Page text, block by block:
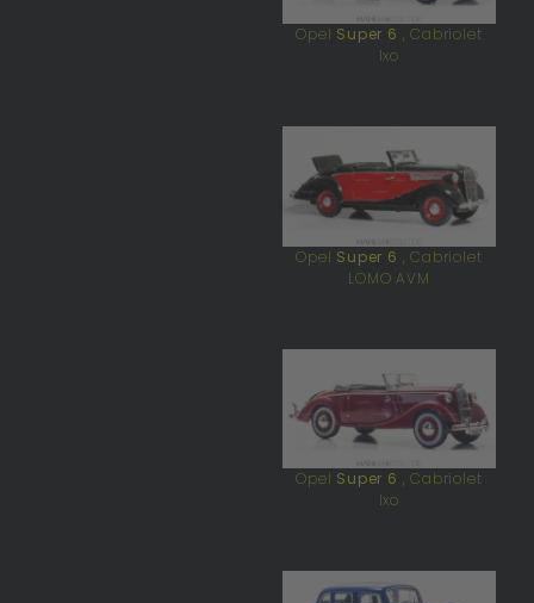
Opel Super 6 , Cabriolet
Ixo
Opel Super 6 , Cabriolet
LOMO AVM
Opel Super 6 , Cabriolet
Ixo